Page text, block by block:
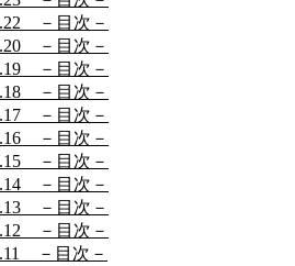
－目次－
－目次－
－目次－
－目次－
－目次－
－目次－
－目次－
－目次－
－目次－
－目次－
－目次－